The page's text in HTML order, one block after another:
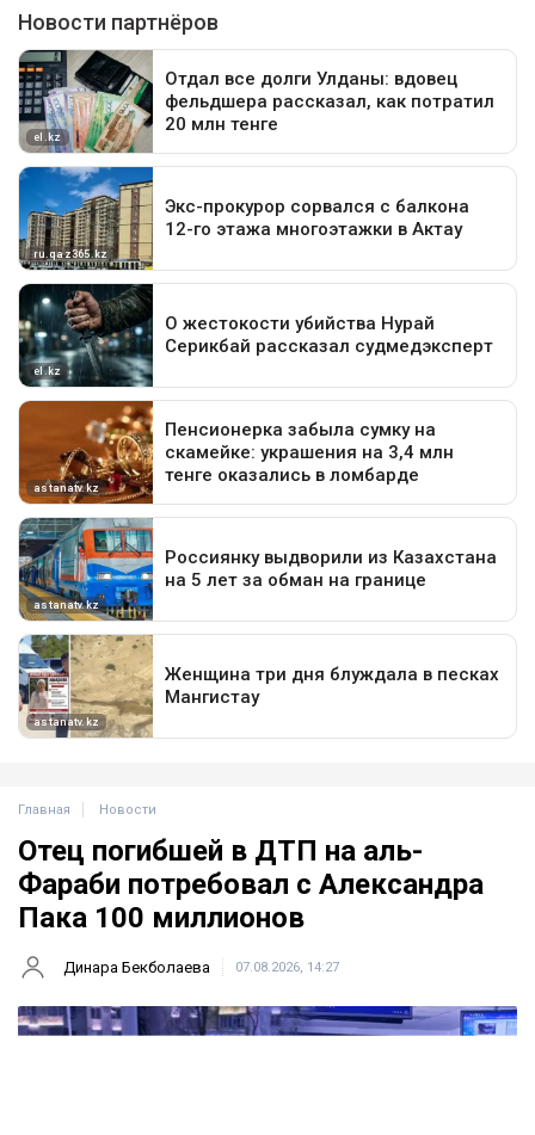
Главная Новости
Отец погибшей в ДТП на аль-
Фараби потребовал с Александра
Пака 100 миллионов
Динара Бекболаева 07.08.2026, 14:27